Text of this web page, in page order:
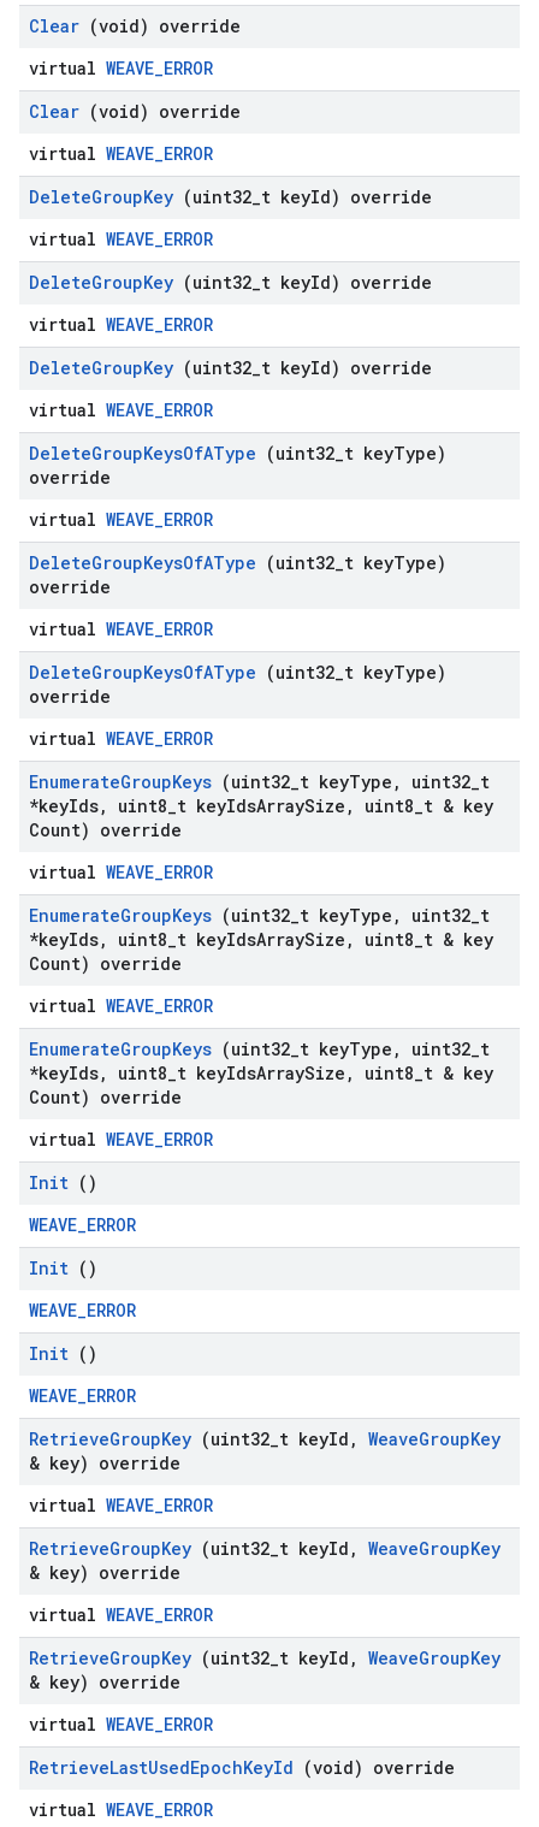
Clear (void) override
virtual WEAVE_ERROR
Clear (void) override
virtual WEAVE_ERROR
DeleteGroupKey (uint32 t keyId) override
virtual WEAVE_ERROR
DeleteGroupKey (uint32 t keyId) override
virtual WEAVE_ERROR
DeleteGroupKey (uint32 t keyId) override
virtual WEAVE_ERROR
DeleteGroupKeysOfAType (uint32 t keyType)
override
virtual WEAVE_ERROR
DeleteGroupKeysOfAType (uint32 t keyType)
override
virtual WEAVE_ERROR
DeleteGroupKeysOfAType (uint32 t keyType)
override
virtual WEAVE_ERROR
EnumerateGroupKeys (uint32 t keyType , uint32 t
*keyIds, uint8 t keyIdsArraySize , uint8 t & key
Count) override
virtual WEAVE_ERROR
EnumerateGroupKeys (uint32 t keyType , uint32 t
*keyIds, uint8 t keyIdsArraySize , uint8 t & key
Count) override
virtual WEAVE_ERROR
EnumerateGroupKeys (uint32 t keyType , uint32 t
*keyIds, uint8 t keyIdsArraySize , uint8 t & key
Count) override
virtual WEAVE_ERROR
Init ()
WEAVE_ERROR
Init ()
WEAVE_ERROR
Init ()
WEAVE_ERROR
RetrieveGroupKey (uint32 t keyId , WeaveGroupKey
& key) override
virtual WEAVE_ERROR
RetrieveGroupKey (uint32 t keyId , WeaveGroupKey
& key) override
virtual WEAVE_ERROR
RetrieveGroupKey (uint32 t keyId , WeaveGroupKey
& key) override
virtual WEAVE_ERROR
RetrieveLastUsedEpochKeyId (void) override
virtual WEAVE_ERROR